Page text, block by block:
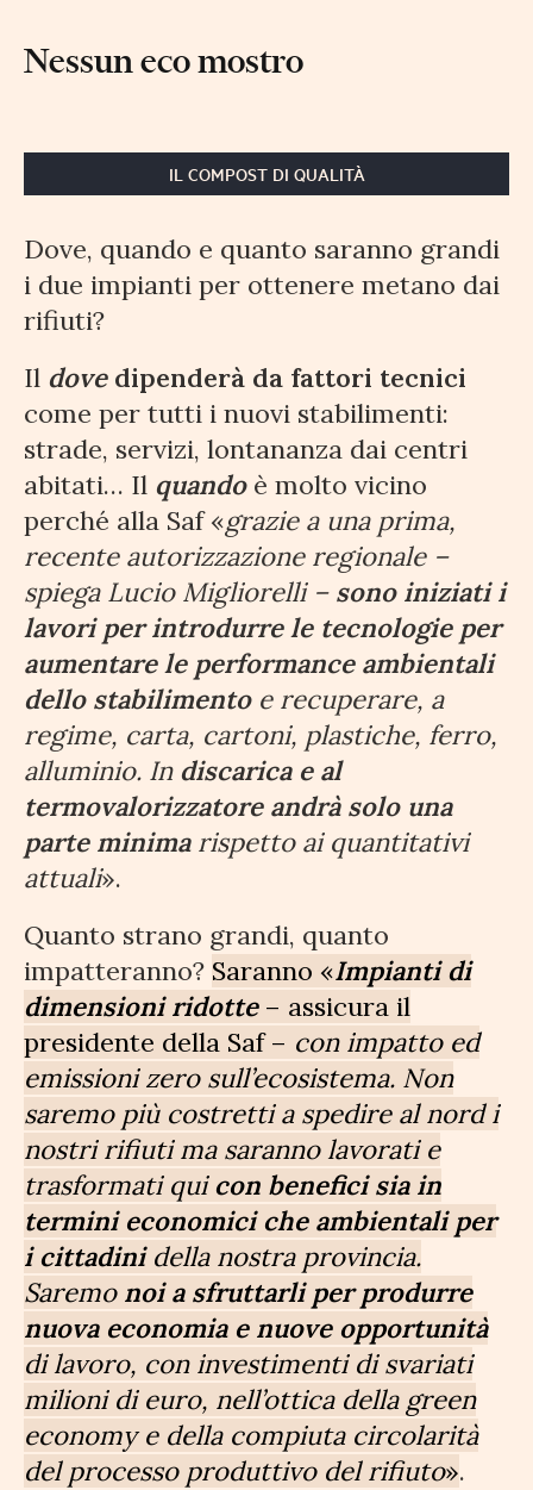
Nessun eco mostro
IL COMPOST DI QUALITÀ
Dove, quando e quanto saranno grandi
i due impianti per ottenere metano dai
rifiuti?
Il dovedipenderà da fattori tecnici
come per tutti i nuovi stabilimenti:
strade, servizi, lontananza dai centri
abitati… Il quandoè molto vicino
perché alla Saf «grazie a una prima,
recente autorizzazione regionale –
spiega Lucio Migliorelli – sono iniziati i
lavori per introdurre le tecnologie per
aumentare le performance ambientali
dello stabilimentoe recuperare, a
regime, carta, cartoni, plastiche, ferro,
alluminio. In discarica e al
termovalorizzatore andrà solo una
parte minimarispetto ai quantitativi
attuali».
Quanto strano grandi, quanto
impatteranno? Saranno «Impianti di
dimensioni ridotte– assicura il
presidente della Saf – con impatto ed
emissioni zero sull’ecosistema. Non
saremo più costretti a spedire al nord i
nostri rifiuti ma saranno lavorati e
trasformati quicon benefici sia in
termini economici che ambientali per
i cittadini della nostra provincia.
Saremo noi a sfruttarli per produrre
nuova economia e nuove opportunità
di lavoro, con investimenti di svariati
milioni di euro, nell’ottica della green
economy e della compiuta circolarità
del processo produttivo del rifiuto».